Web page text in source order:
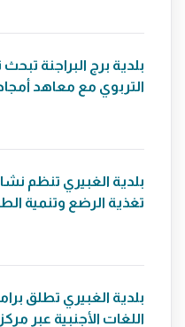
بلدية برج البراجنة
التربوي مع معاهد
بلدية الغبيري تنظم
تغذية الرضع وتنمية
بلدية الغبيري تطلق
اللغات الأجنبية عبر